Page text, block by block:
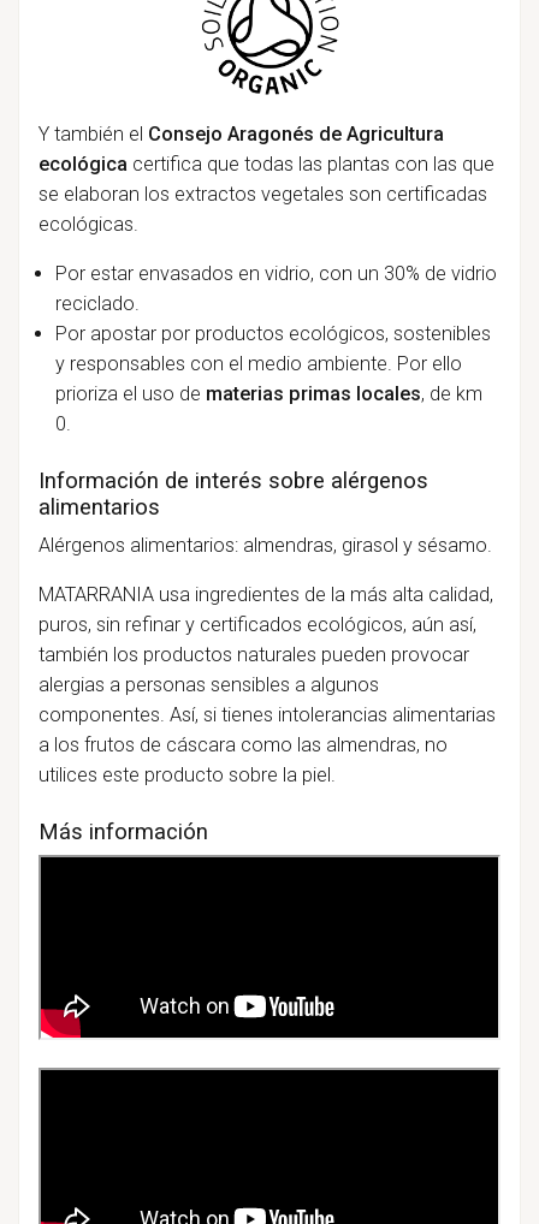
Y también el Consejo Aragonés de Agricultura
ecológica certifica que todas las plantas con las que
se elaboran los extractos vegetales son certificadas
ecológicas.
Por estar envasados en vidrio, con un 30% de vidrio
reciclado.
Por apostar por productos ecológicos, sostenibles
y responsables con el medio ambiente. Por ello
prioriza el uso de materias primas locales, de km
0.
Información de interés sobre alérgenos
alimentarios
Alérgenos alimentarios: almendras, girasol y sésamo.
MATARRANIA usa ingredientes de la más alta calidad,
puros, sin refinar y certificados ecológicos, aún así,
también los productos naturales pueden provocar
alergias a personas sensibles a algunos
componentes. Así, si tienes intolerancias alimentarias
a los frutos de cáscara como las almendras, no
utilices este producto sobre la piel.
Más información